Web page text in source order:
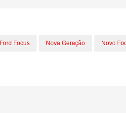
Ford Focus Nova Geração Novo